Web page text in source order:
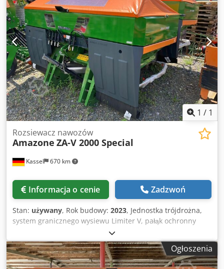
1 / 1
Kassel 670 km
Rozsiewacz nawozów
Amazone ZA-V 2000 Special
Informacja o cenie Zadzwoń
Stan: używany, Rok budowy: 2023, Jednostka trójdrożna,
system granicznego wysiewu Limiter V, pałąk ochronny
rury L, wskaźnik pozycji mechaniczny / dla rozsiewacza ZA-
V, nadstawka zbiornika S 2000, elementy montażowe do /
maszyn podstawowych ZA, wał przegubowy ze sprzęgłem
ciernym, fartuchy ochronne L oraz drabiny / oświetlenie
Ogłoszenia